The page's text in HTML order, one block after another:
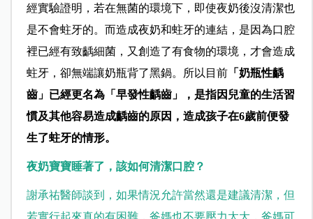
經實驗證明，若在無菌的環境下，即使夜奶後沒清潔也
是不會蛀牙的。而造成夜奶和蛀牙的連結，是因為口腔
裡已經有致齲細菌，又創造了有食物的環境，才會造成
蛀牙，卻無端讓奶瓶背了黑鍋。所以目前「奶瓶性齲
齒」已經更名為「早發性齲齒」，是指因兒童的生活習
慣及其他容易造成齲齒的原因，造成孩子在6歲前便發
生了蛀牙的情形。
夜奶寶寶睡著了，該如何清潔口腔？
謝承祐醫師談到，如果情況允許當然還是建議清潔，但